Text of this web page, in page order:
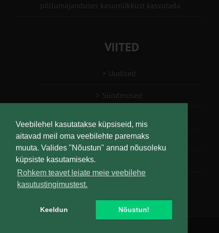
Veebilehel kasutatakse küpsiseid, mis
aitavad meil oma veebilehte paremaks
muuta. Valides "Nõustun" annad nõusoleku
küpsiste kasutamiseks.
Rohkem teavet leiate meie veebilehe
kasutustingimustest.
Keeldun Nõustun!
põllumajanduses kasumlikkust kasvatada
VIITED
Uudised
Sündmused
Teabesalv
Liitu uudiskirjaga